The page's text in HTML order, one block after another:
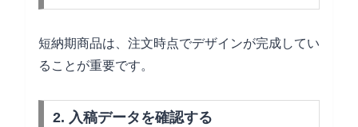
短納期商品は、注文時点でデザインが完成してい
ることが重要です。
2. 入稿データを確認する